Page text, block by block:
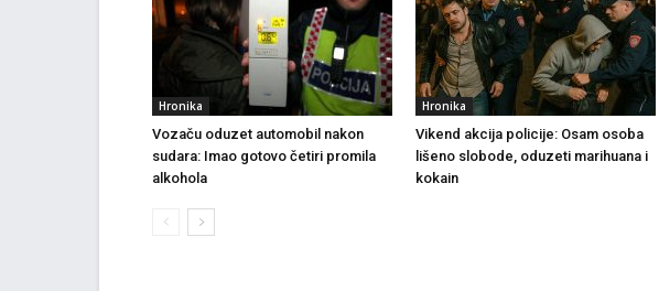
Hronika
Vozaču oduzet automobil nakon
sudara: Imao gotovo četiri promila
alkohola
Hronika
Vikend akcija policije: Osam osoba
lišeno slobode, oduzeti marihuana i
kokain